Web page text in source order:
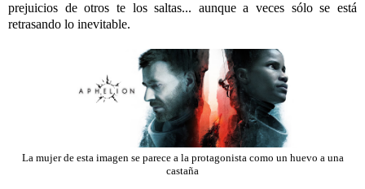
prejuicios de otros te los saltas... aunque a veces sólo se está
retrasando lo inevitable.
La mujer de esta imagen se parece a la protagonista como un huevo a una
castaña